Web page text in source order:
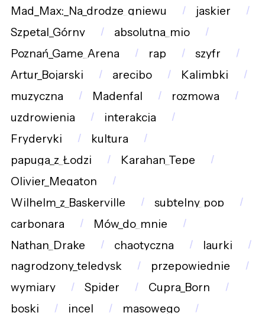
Mad_Max:_Na_drodze_gniewu
jaskier
Szpetal_Górny
absolutna_mio
Poznań_Game_Arena
rap
szyfr
Artur_Bojarski
arecibo
Kalimbki
muzyczna
Madenfal
rozmowa
uzdrowienia
interakcja
Fryderyki
kultura
papuga_z_Łodzi
Karahan_Tepe
Olivier_Megaton
Wilhelm_z_Baskerville
subtelny_pop
carbonara
Mów_do_mnie
Nathan_Drake
chaotyczna
laurki
nagrodzony_teledysk
przepowiednie
wymiary
Spider
Cupra_Born
boski
incel
masowego